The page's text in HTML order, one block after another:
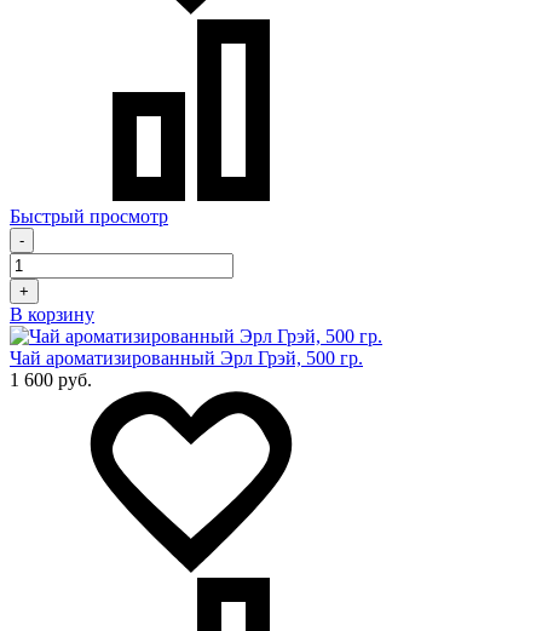
Быстрый просмотр
-
+
В корзину
Чай ароматизированный Эрл Грэй, 500 гр.
1 600 руб.